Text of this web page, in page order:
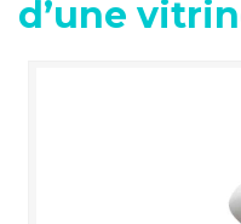
d’une